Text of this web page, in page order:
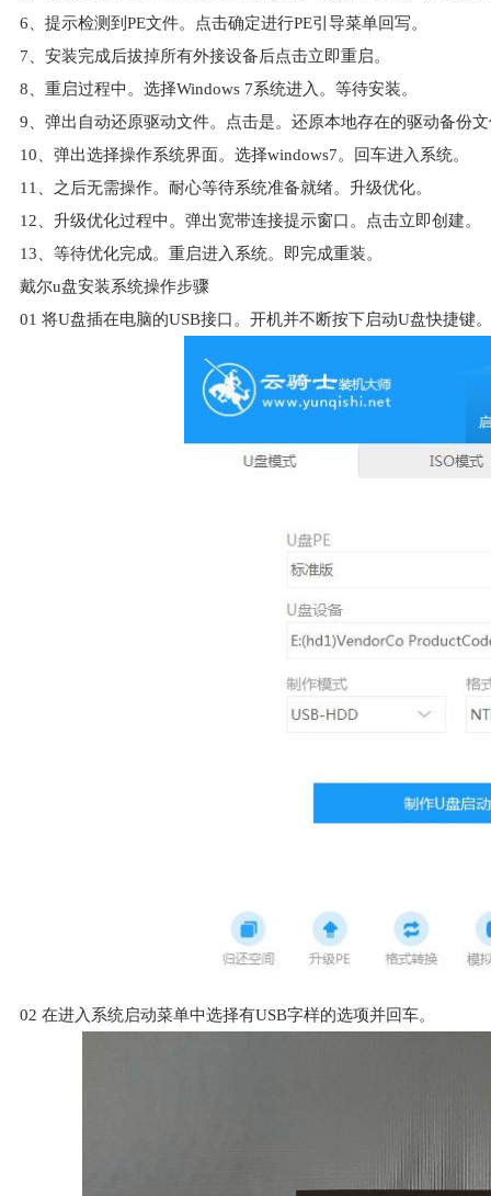
6、提示检测到PE文件。点击确定进行PE引导菜单回写。
7、安装完成后拔掉所有外接设备后点击立即重启。
8、重启过程中。选择Windows 7系统进入。等待安装。
9、弹出自动还原驱动文件。点击是。还原本地存在的驱动备份
10、弹出选择操作系统界面。选择windows7。回车进入系统。
11、之后无需操作。耐心等待系统准备就绪。升级优化。
12、升级优化过程中。弹出宽带连接提示窗口。点击立即创建。
13、等待优化完成。重启进入系统。即完成重装。
戴尔u盘安装系统操作步骤
01 将U盘插在电脑的USB接口。开机并不断按下启动U盘快捷键
02 在进入系统启动菜单中选择有USB字样的选项并回车。